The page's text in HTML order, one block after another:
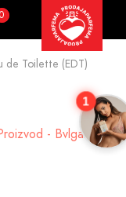
0
de Toilette (EDT)
1